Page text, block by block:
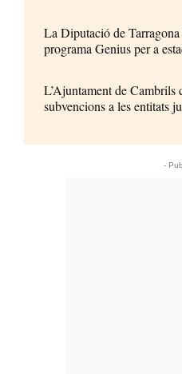
La Diputació de
programa Genius per a
L’Ajuntament de Cambrils
subvencions a les entitats
-